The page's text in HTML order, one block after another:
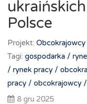
Polsce
Projekt: Obcokrajowcy
Tagi: gospodarka /
/ rynek pracy /
pracy / obcokrajowcy /
8 gru 2025